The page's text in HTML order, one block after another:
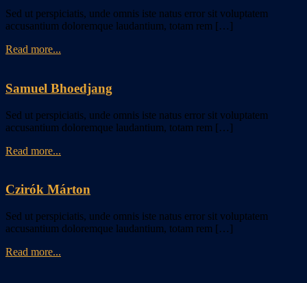
Sed ut perspiciatis, unde omnis iste natus error sit voluptatem
accusantium doloremque laudantium, totam rem […]
Read more...
Samuel Bhoedjang
Sed ut perspiciatis, unde omnis iste natus error sit voluptatem
accusantium doloremque laudantium, totam rem […]
Read more...
Czirók Márton
Sed ut perspiciatis, unde omnis iste natus error sit voluptatem
accusantium doloremque laudantium, totam rem […]
Read more...